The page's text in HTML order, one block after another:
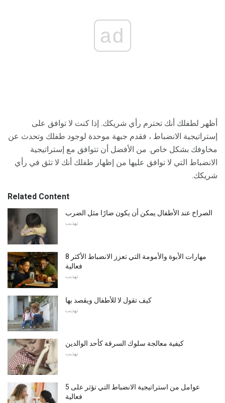
ad
أظهر لطفلك أنك تحترم رأي شريكك. إذا كنت لا توافق على
إستراتيجية الانضباط ، فقدم جبهة موحدة لوجود طفلك وتحدث عن
مخاوفك بشكل خاص. من الأفضل أن تتوافق مع إستراتيجية
الانضباط التي لا توافق عليها من إظهار طفلك أنك لا تثق في رأي
شريكك.
Related Content
الصراخ عند الأطفال يمكن أن يكون ضارًا مثل الضرب
تهذيب
8 مهارات الأبوة والأمومة التي تعزز الانضباط الأكثر
فعالية
تهذيب
كيف تقول لا للأطفال ويقصد بها
تهذيب
كيفية معالجة سلوك السرقة كأحد الوالدين
تهذيب
5 عوامل من استراتيجية الانضباط التي تؤثر على
فعالية